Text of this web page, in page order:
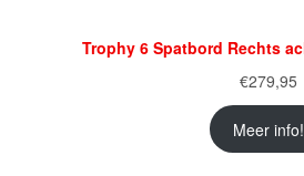
Trophy 6 Spatbord Rechts
€279,95
Meer info!